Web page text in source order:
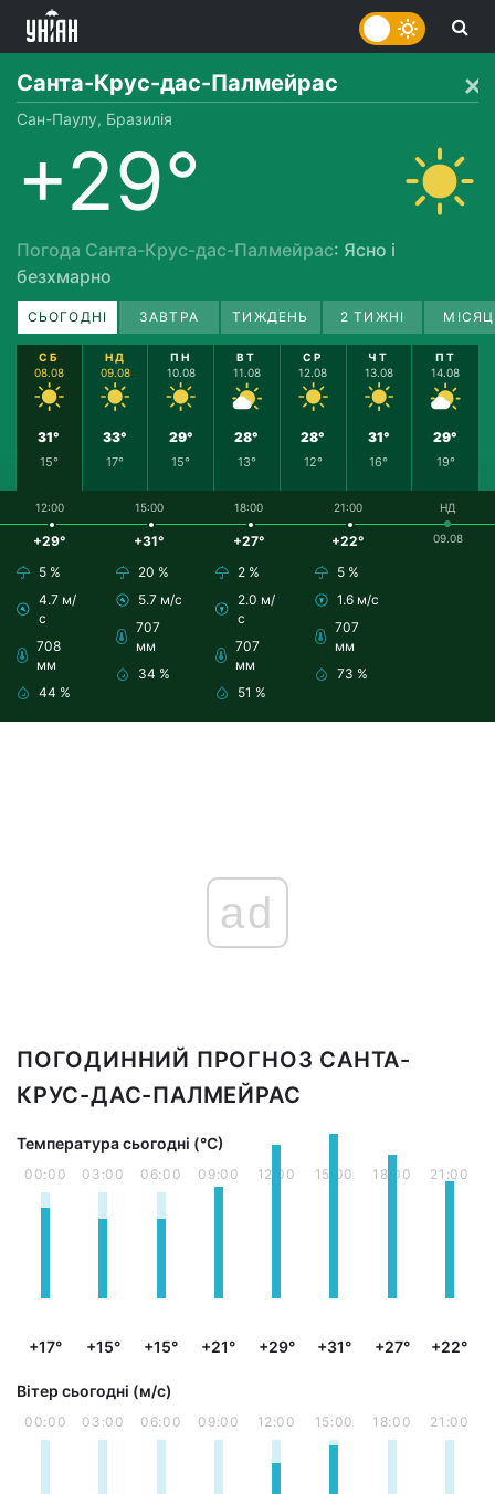
Санта-Крус-дас-Палмейрас
Сан-Паулу, Бразилія
+29°
Погода Санта-Крус-дас-Палмейрас: Ясно і
безхмарно
СЬОГОДНІ ЗАВТРА ТИЖДЕНЬ 2 ТИЖНІ
СБ
08.08
31°
15°
НД
09.08
33°
17°
ПН
10.08
29°
15°
ВТ
11.08
28°
13°
СР
12.08
28°
12°
ЧТ
13.08
31°
16°
ПТ
14.08
29°
19°
12:00
+29°
5 %
4.7 м/
с
708
мм
44 %
15:00
+31°
20 %
5.7 м/с
707
мм
34 %
18:00
+27°
2 %
2.0 м/
с
707
мм
51 %
21:00
+22°
5 %
1.6 м/с
707
мм
73 %
НД
09.08
ad
ПОГОДИННИЙ ПРОГНОЗ САНТА-
КРУС-ДАС-ПАЛМЕЙРАС
Температура сьогодні (°С)
00:00
+17°
03:00
+15°
06:00
+15°
09:00
+21°
12:00
+29°
15:00
+31°
18:00
+27°
21:00
+22°
Вітер сьогодні (м/с)
00:00 03:00 06:00 09:00 12:00 15:00 18:00 21:00